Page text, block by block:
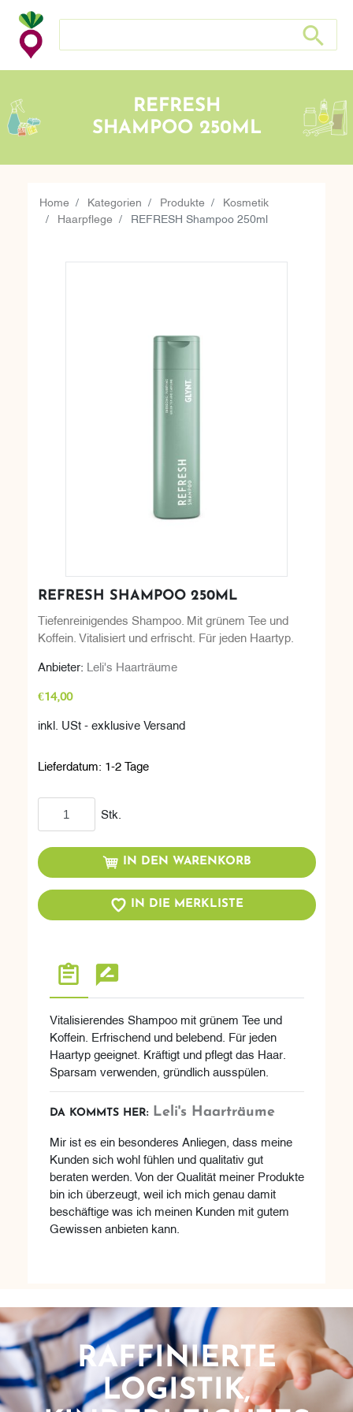
Suche nach: Zum Beispiel Wein, Fleisch, Keramik, Holz,
Suche
REFRESH
SHAMPOO 250ML
Home Kategorien Produkte Kosmetik
Haarpflege REFRESH Shampoo 250ml
REFRESH SHAMPOO 250ML
Tiefenreinigendes Shampoo. Mit grünem Tee und
Koffein. Vitalisiert und erfrischt. Für jeden Haartyp.
Anbieter: Leli's Haarträume
€14,00
inkl. USt - exklusive Versand
Lieferdatum: 1-2 Tage
Stk.
IN DEN WARENKORB
IN DIE MERKLISTE
Vitalisierendes Shampoo mit grünem Tee und
Koffein. Erfrischend und belebend. Für jeden
Haartyp geeignet. Kräftigt und pflegt das Haar.
Sparsam verwenden, gründlich ausspülen.
DA KOMMTS HER: Leli's Haarträume
Mir ist es ein besonderes Anliegen, dass meine
Kunden sich wohl fühlen und qualitativ gut
beraten werden. Von der Qualität meiner Produkte
bin ich überzeugt, weil ich mich genau damit
beschäftige was ich meinen Kunden mit gutem
Gewissen anbieten kann.
RAFFINIERTE
LOGISTIK,